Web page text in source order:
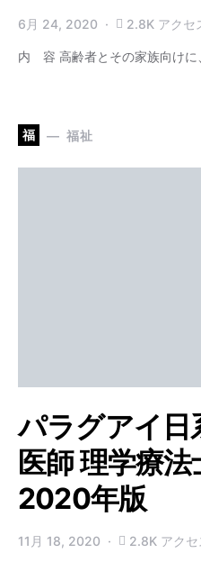
6月 24, 2020 2.8K アクセ
内 容 高齢者とその家族向け
福 福祉
パラグアイ日
医師 理学療
2020年版
11月 18, 2020 2.8K アクセ